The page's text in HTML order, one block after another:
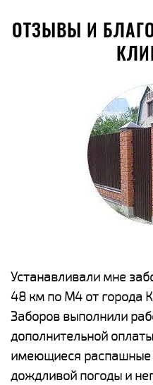
ОТЗЫВЫ И
Устанавливали мне
48 км по М4 от города
Заборов выполнили
дополнительной
имеющиеся распашные
дождливой погоды и